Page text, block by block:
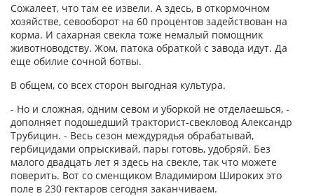
Сожалеет, что там ее извели. А здесь, в откормочном
хозяйстве, севооборот на 60 процентов задействован на
корма. И сахарная свекла тоже немалый помощник
животноводству. Жом, патока обраткой с завода идут. Да
еще обилие сочной ботвы.
В общем, со всех сторон выгодная культура.
- Но и сложная, одним севом и уборкой не отделаешься, -
дополняет подошедший тракторист-свекловод Александр
Трубицин. - Весь сезон междурядья обрабатывай,
гербицидами опрыскивай, пары готовь, удобряй. Без
малого двадцать лет я здесь на свекле, так что можете
поверить. Вот со сменщиком Владимиром Широких это
поле в 230 гектаров сегодня заканчиваем.